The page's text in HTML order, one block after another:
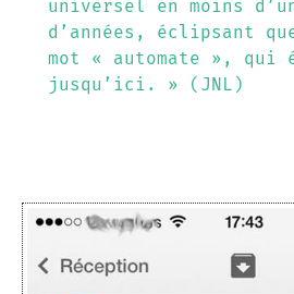
universel en moins
d’années, éclipsant
mot « automate »,
jusqu’ici. » (JNL)